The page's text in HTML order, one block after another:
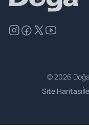
©2026
Site Haritası